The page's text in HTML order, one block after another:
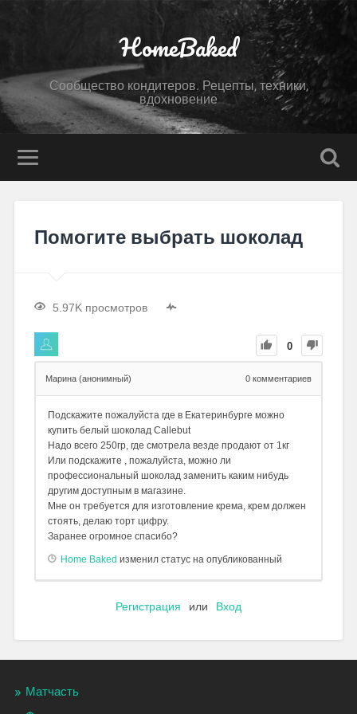
HomeBaked
Сообщество кондитеров. Рецепты, техники,
вдохновение
Помогите выбрать шоколад
5.97K просмотров
0
Марина (анонимный) 0 комментариев
Подскажите пожалуйста где в Екатеринбурге можно
купить белый шоколад Callebut
Надо всего 250гр, где смотрела везде продают от 1кг
Или подскажите , пожалуйста, можно ли
профессиональный шоколад заменить каким нибудь
другим доступным в магазине.
Мне он требуется для изготовление крема, крем должен
стоять, делаю торт цифру.
Заранее огромное спасибо?
Home Baked изменил статус на опубликованный
Регистрация или Вход
Матчасть